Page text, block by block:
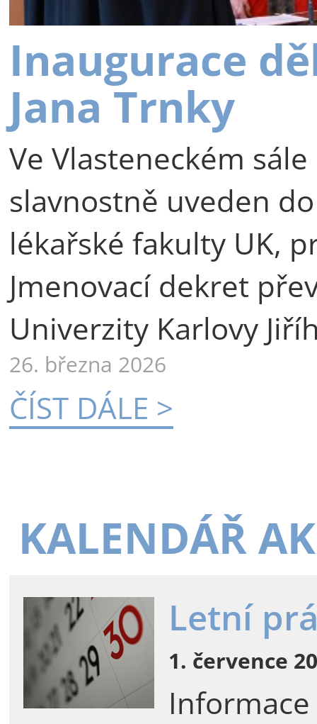
Inaugurace
Jana Trnky
Ve Vlasteneckém
slavnostně uveden
lékařské fakulty UK,
Jmenovací dekret
Univerzity Karlovy
26. března 2026
ČÍST DÁLE >
KALENDÁŘ
Letní
1. července